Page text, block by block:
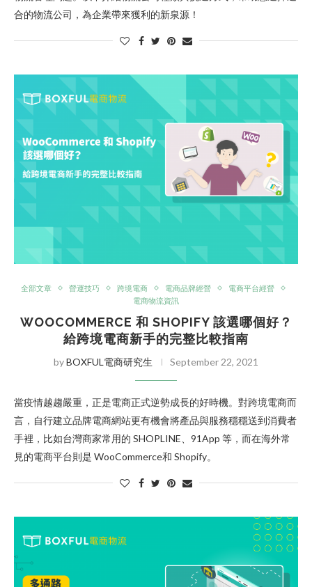
合的物流公司，為企業帶來獲利的新泉源！
全部文章 營運技巧 跨境電商 電商品牌經營
電商平台經營
電商物流資訊
WOOCOMMERCE 和 SHOPIFY 該選哪個好？
給跨境電商新手的完整比較指南
byBOXFUL電商研究生 September 22, 2021
當疫情越趨嚴重，正是電商正式逆勢成長的好時機。對跨境電商而
言，自行建立品牌電商網站更有機會將產品與服務穩穩送到消費者
手裡，比如台灣商家常用的 SHOPLINE、91App 等，而在海外常
見的電商平台則是 WooCommerce和 Shopify。